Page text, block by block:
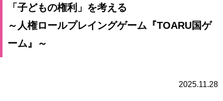
案
学
方「子どもの権利」を考える
～人権ロールプレイングゲーム『TOARU国ゲ
ーム』～
2025.11.28